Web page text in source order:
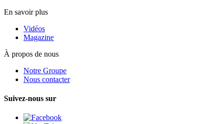
En savoir plus
Vidéos
Magazine
À propos de nous
Notre Groupe
Nous contacter
Suivez-nous sur